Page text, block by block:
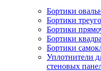
Бортики
Бортики
Бортики
Бортики
Бортики
Уплотнители
стеновых